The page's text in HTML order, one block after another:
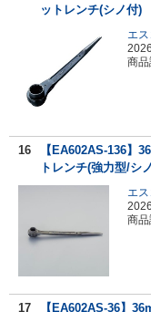
ットレンチ(シノ付)
エス
商品
16
【EA602AS-136】
トレンチ(強力型/シ
エス
商品
17 【EA602AS-36】